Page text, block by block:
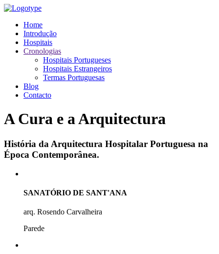
Home
Introdução
Hospitais
Cronologias
Hospitais Portugueses
Hospitais Estrangeiros
Termas Portuguesas
Blog
Contacto
A Cura e a Arquitectura
História da Arquitectura Hospitalar Portuguesa na
Época Contemporânea.
SANATÓRIO DE SANT'ANA
arq. Rosendo Carvalheira
Parede